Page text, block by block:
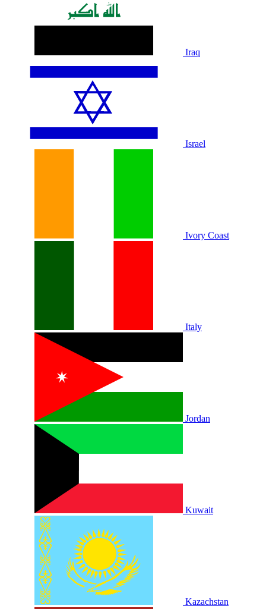
Iraq
Israel
Ivory Coast
Italy
Jordan
Kuwait
Kazachstan